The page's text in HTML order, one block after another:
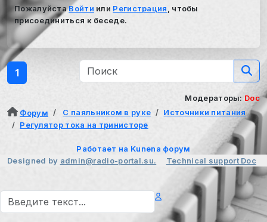
ПожалуйстаВойти или Регистрация
, чтобы
присоединиться к беседе.
1
Модераторы: Doc
Форум
С паяльником в руке
Источники питания
Регулятор тока на тринисторе
Работает на Kunena форум
Designed by admin@radio-portal.su. Technical support Doc
Поиск